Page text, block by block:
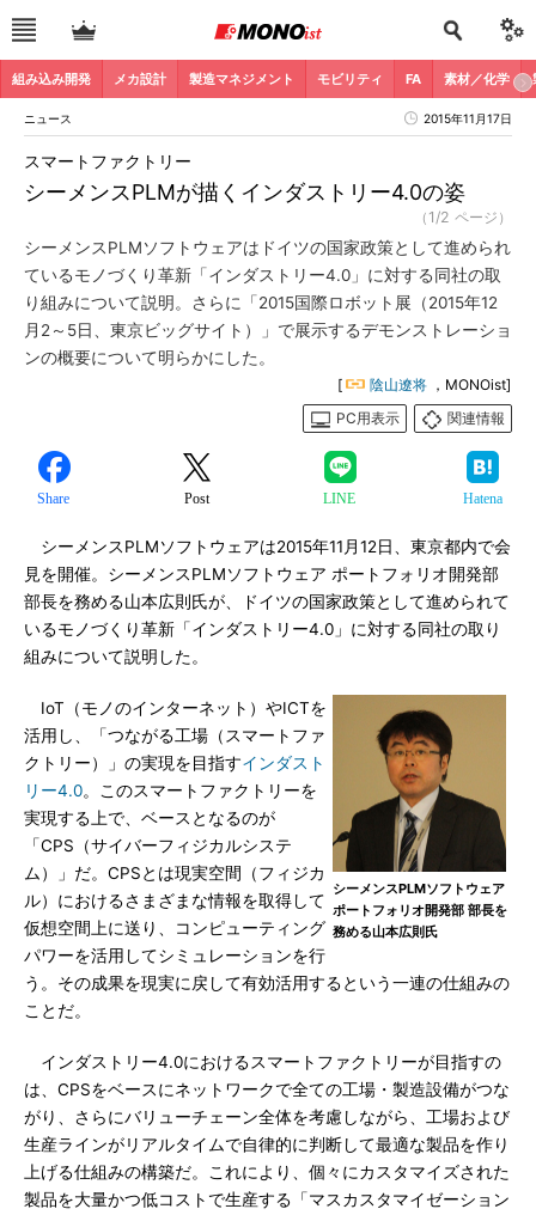
組み込み開発 メカ設計 製造マネジメント モビリティ FA 素材／化学
ニュース 2015年11月17日
シーメンスPLMが描くインダストリー4.0の姿
スマートファクトリー
（1/2 ページ）
シーメンスPLMソフトウェアはドイツの国家政策として進められ
ているモノづくり革新「インダストリー4.0」に対する同社の取
り組みについて説明。さらに「2015国際ロボット展（2015年12
月2～5日、東京ビッグサイト）」で展示するデモンストレーショ
ンの概要について明らかにした。
[ 陰山遼将 ，MONOist]
PC用表示
関連情報
Share Post LINE Hatena
シーメンスPLMソフトウェアは2015年11月12日、東京都内で会
見を開催。シーメンスPLMソフトウェア ポートフォリオ開発部
部長を務める山本広則氏が、ドイツの国家政策として進められて
いるモノづくり革新「インダストリー4.0」に対する同社の取り
組みについて説明した。
シーメンスPLMソフトウェア
ポートフォリオ開発部 部長を
務める山本広則氏
IoT（モノのインターネット）やICTを
活用し、「つながる工場（スマートファ
クトリー）」の実現を目指すインダスト
リー4.0。このスマートファクトリーを
実現する上で、ベースとなるのが
「CPS（サイバーフィジカルシステ
ム）」だ。CPSとは現実空間（フィジカ
ル）におけるさまざまな情報を取得して
仮想空間上に送り、コンピューティング
パワーを活用してシミュレーションを行
う。その成果を現実に戻して有効活用するという一連の仕組みの
ことだ。
インダストリー4.0におけるスマートファクトリーが目指すの
は、CPSをベースにネットワークで全ての工場・製造設備がつな
がり、さらにバリューチェーン全体を考慮しながら、工場および
生産ラインがリアルタイムで自律的に判断して最適な製品を作り
上げる仕組みの構築だ。これにより、個々にカスタマイズされた
製品を大量かつ低コストで生産する「マスカスタマイゼーション